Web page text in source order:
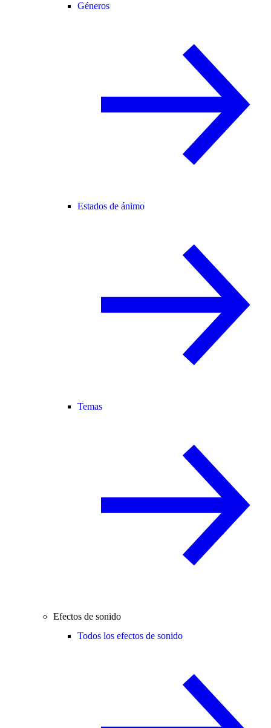
Géneros
Estados de ánimo
Temas
Efectos de sonido
Todos los efectos de sonido